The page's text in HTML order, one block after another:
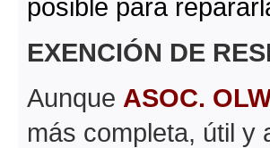
posible para
EXENCIÓN DE
Aunque ASOC.
más completa, útil y